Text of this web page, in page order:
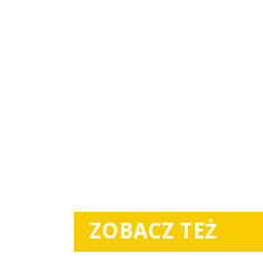
ZOBACZ TEŻ